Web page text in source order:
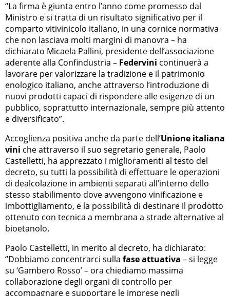
“La firma è giunta entro l’anno come promesso dal
Ministro e si tratta di un risultato significativo per il
comparto vitivinicolo italiano, in una cornice normativa
che non lasciava molti margini di manovra – ha
dichiarato Micaela Pallini, presidente dell’associazione
aderente alla Confindustria – Federvini continuerà a
lavorare per valorizzare la tradizione e il patrimonio
enologico italiano, anche attraverso l’introduzione di
nuovi prodotti capaci di rispondere alle esigenze di un
pubblico, soprattutto internazionale, sempre più attento
e diversificato”.
Accoglienza positiva anche da parte dell’Unione italiana
vini che attraverso il suo segretario generale, Paolo
Castelletti, ha apprezzato i miglioramenti al testo del
decreto, su tutti la possibilità di effettuare le operazioni
di dealcolazione in ambienti separati all’interno dello
stesso stabilimento dove avvengono vinificazione e
imbottigliamento, e la possibilità di destinare il prodotto
ottenuto con tecnica a membrana a strade alternative al
bioetanolo.
Paolo Castelletti, in merito al decreto, ha dichiarato:
“Dobbiamo concentrarci sulla fase attuativa – si legge
su ‘Gambero Rosso’ – ora chiediamo massima
collaborazione degli organi di controllo per
accompagnare e supportare le imprese negli